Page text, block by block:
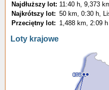
Najdłuższy lot: 11:40 h, 9,373
Najkrótszy lot: 50 km, 0:30 h,
Przeciętny lot: 1,488 km, 2:09 h
Loty krajowe